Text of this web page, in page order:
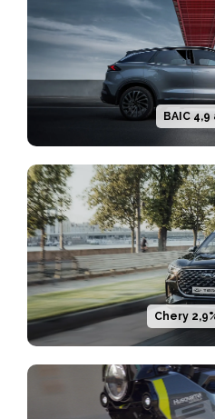
BAIC 4,9
Chery